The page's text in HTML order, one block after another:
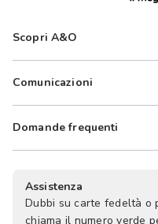
Scopri A&O
Comunicazioni
Domande frequenti
Assistenza
Dubbi su carte fedeltà o
chiama il numero verde